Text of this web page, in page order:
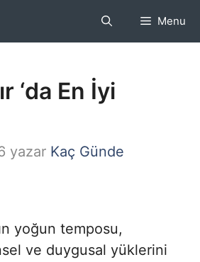
Menu
‘da En İyi
yazar Kaç Günde
yoğun temposu,
ve duygusal yüklerini